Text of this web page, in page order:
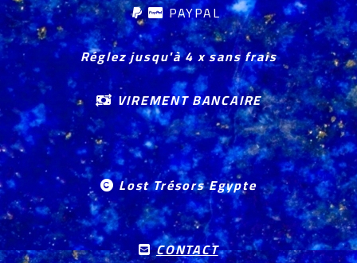
PAYPAL
Réglez jusqu'à 4 x sans frais
 VIREMENT BANCAIRE
 Lost Trésors Egypte
 CONTACT